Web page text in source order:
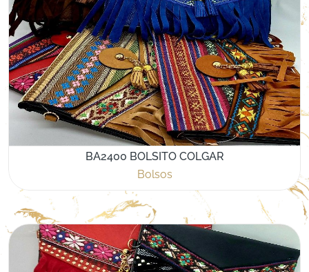
BA2400 BOLSITO COLGAR
Bolsos